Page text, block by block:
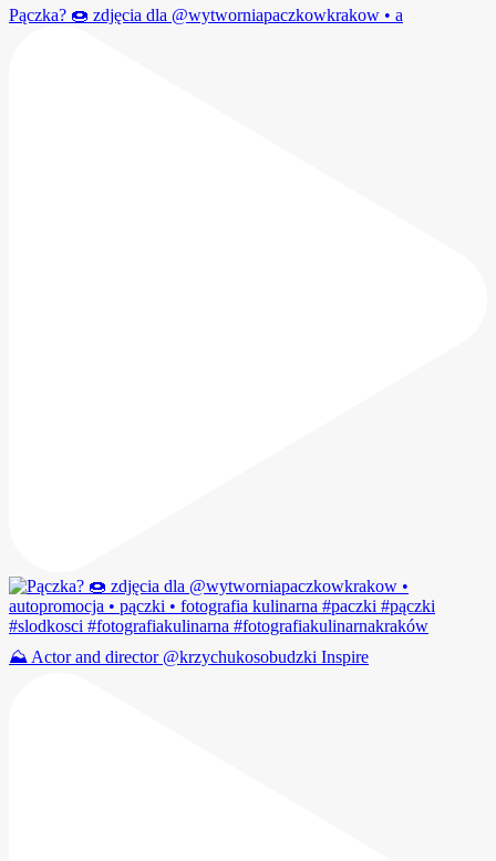
Pączka? 🍩 zdjęcia dla @wytworniapaczkowkrakow • a
⛰️ Actor and director @krzychukosobudzki Inspire